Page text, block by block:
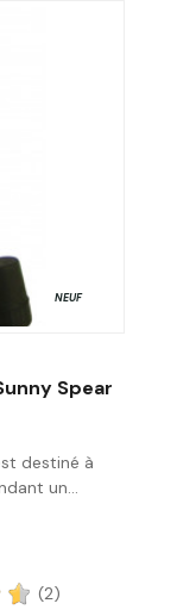
NEUF
Spear
destiné à
un...
(2)